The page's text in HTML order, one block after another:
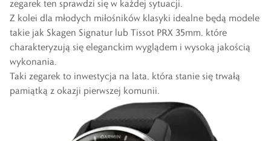
zegarek ten sprawdzi się w każdej sytuacji.
Z kolei dla młodych miłośników klasyki idealne będą modele
takie jak Skagen Signatur lub Tissot PRX 35mm, które
charakteryzują się eleganckim wyglądem i wysoką jakością
wykonania.
Taki zegarek to inwestycja na lata, która stanie się trwałą
pamiątką z okazji pierwszej komunii.